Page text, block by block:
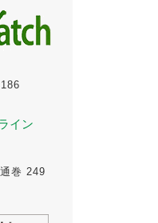
イン
巻 249